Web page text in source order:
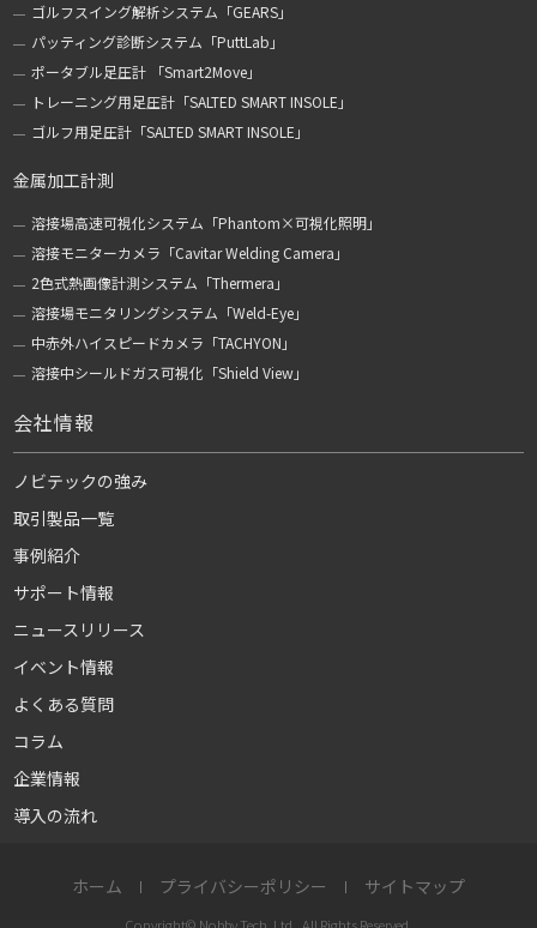
ゴルフスイング解析システム「GEARS」
パッティング診断システム「PuttLab」
ポータブル足圧計 「Smart2Move」
トレーニング用足圧計「SALTED SMART INSOLE」
ゴルフ用足圧計「SALTED SMART INSOLE」
金属加工計測
溶接場高速可視化システム「Phantom×可視化照明」
溶接モニターカメラ「Cavitar Welding Camera」
2色式熱画像計測システム「Thermera」
溶接場モニタリングシステム「Weld-Eye」
中赤外ハイスピードカメラ「TACHYON」
溶接中シールドガス可視化「Shield View」
会社情報
ノビテックの強み
取引製品一覧
事例紹介
サポート情報
ニュースリリース
イベント情報
よくある質問
コラム
企業情報
導入の流れ
ホーム プライバシーポリシー サイトマップ